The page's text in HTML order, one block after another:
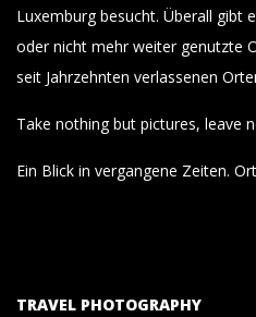
Luxemburg besucht. Überall gibt
oder nicht mehr weiter genutzte
seit Jahrzehnten verlassenen
Take nothing but pictures, leave
Ein Blick in vergangene Zeiten.
TRAVEL PHOTOGRAPHY